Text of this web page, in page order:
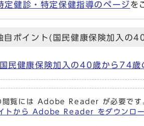
定健診・特定保健指導のページを
自ポイント(国民健康保険加入の
民健康保険加入の40歳から74歳
閲覧には Adobe Reader が必要です
トから Adobe Reader をダウンロー